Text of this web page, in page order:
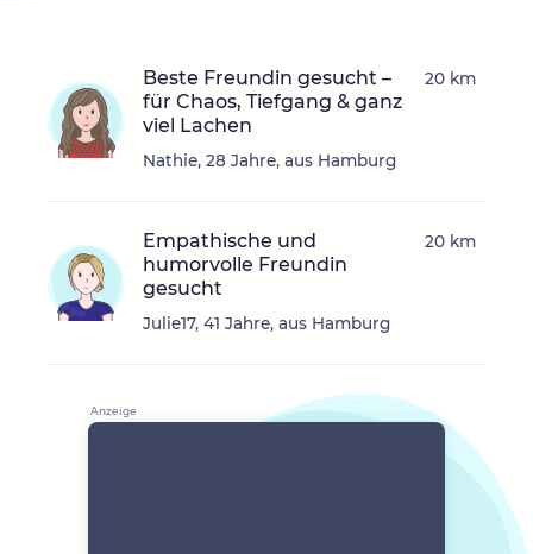
Beste Freundin gesucht –
für Chaos, Tiefgang & ganz
viel Lachen
Nathie, 28 Jahre, aus Hamburg
20 km
Empathische und
humorvolle Freundin
gesucht
Julie17, 41 Jahre, aus Hamburg
20 km